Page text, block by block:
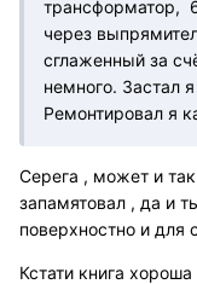
трансформатор,
через
сглаженный за
немного. Застал
Ремонтировал я
Серега , может и
запамятовал , да и
поверхностно и для
Кстати книга